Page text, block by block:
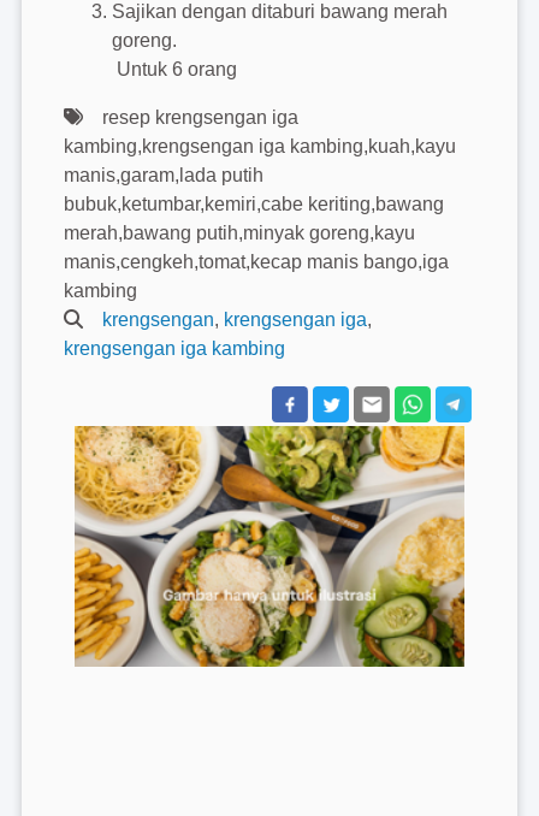
Sajikan dengan ditaburi bawang merah
goreng.
Untuk 6 orang
resep krengsengan iga
kambing,krengsengan iga kambing,kuah,kayu
manis,garam,lada putih
bubuk,ketumbar,kemiri,cabe keriting,bawang
merah,bawang putih,minyak goreng,kayu
manis,cengkeh,tomat,kecap manis bango,iga
kambing
krengsengan, krengsengan iga,
krengsengan iga kambing